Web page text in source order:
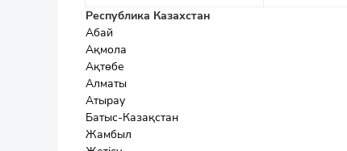
Республика Казахстан
Абай
Ақмола
Ақтөбе
Алматы
Атырау
Батыс-Казақстан
Жамбыл